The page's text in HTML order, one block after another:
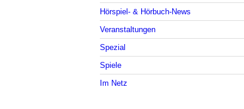
Hörspiel- & Hörbuch-News
Veranstaltungen
Spezial
Spiele
Im Netz